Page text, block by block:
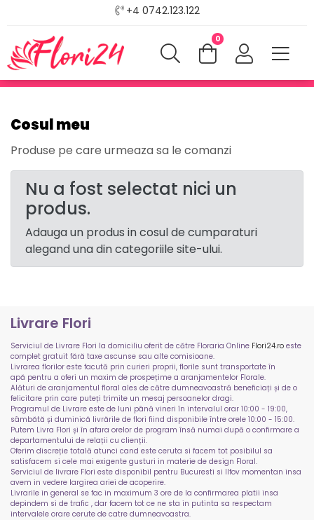
+4 0742.123.122
0
Cosul meu
Produse pe care urmeaza sa le comanzi
Nu a fost selectat nici un
produs.
Adauga un produs in cosul de cumparaturi
alegand una din categoriile site-ului.
Livrare Flori
Serviciul de Livrare Flori la domiciliu oferit de către Floraria Online Flori24.ro este
complet gratuit fără taxe ascunse sau alte comisioane.
Livrarea florilor este facută prin curieri proprii, florile sunt transportate în
apă pentru a oferi un maxim de prospețime a aranjamentelor Florale.
Alături de aranjamentul floral ales de către dumneavoastră beneficiați și de o
felicitare prin care puteți trimite un mesaj persoanelor dragi.
Programul de Livrare este de luni până vineri în intervalul orar 10:00 - 19:00,
sâmbătă și duminică livrările de flori fiind disponibile între orele 10:00 - 15:00.
Putem Livra Flori și în afara orelor de program însă numai după o confirmare a
departamentului de relații cu clienții.
Oferim discreție totală atunci cand este ceruta si facem tot posibilul sa
satisfacem si cele mai exigente gusturi in materie de design Floral.
Serviciul de livrare Flori este disponibil pentru Bucuresti si Ilfov momentan insa
avem in vedere largirea ariei de acoperire.
Livrarile in general se fac in maximum 3 ore de la confirmarea platii insa
depindem si de trafic , dar facem tot ce ne sta in putinta sa respectam
intervalele orare cerute de catre dumneavoastra.